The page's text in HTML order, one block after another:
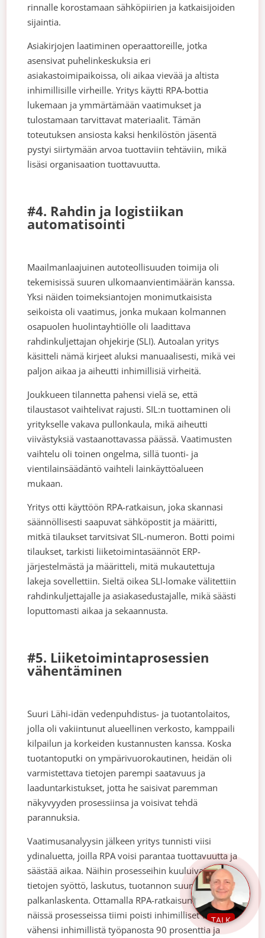
rinnalle korostamaan sähköpiirien ja katkaisijoiden
sijaintia.
Asiakirjojen laatiminen operaattoreille, jotka
asensivat puhelinkeskuksia eri
asiakastoimipaikoissa, oli aikaa vievää ja altista
inhimillisille virheille. Yritys käytti RPA-bottia
lukemaan ja ymmärtämään vaatimukset ja
tulostamaan tarvittavat materiaalit. Tämän
toteutuksen ansiosta kaksi henkilöstön jäsentä
pystyi siirtymään arvoa tuottaviin tehtäviin, mikä
lisäsi organisaation tuottavuutta.
#4. Rahdin ja logistiikan
automatisointi
Maailmanlaajuinen autoteollisuuden toimija oli
tekemisissä suuren ulkomaanvientimäärän kanssa.
Yksi näiden toimeksiantojen monimutkaisista
seikoista oli vaatimus, jonka mukaan kolmannen
osapuolen huolintayhtiölle oli laadittava
rahdinkuljettajan ohjekirje (SLI). Autoalan yritys
käsitteli nämä kirjeet aluksi manuaalisesti, mikä vei
paljon aikaa ja aiheutti inhimillisiä virheitä.
Joukkueen tilannetta pahensi vielä se, että
tilaustasot vaihtelivat rajusti. SIL:n tuottaminen oli
yritykselle vakava pullonkaula, mikä aiheutti
viivästyksiä vastaanottavassa päässä. Vaatimusten
vaihtelu oli toinen ongelma, sillä tuonti- ja
vientilainsäädäntö vaihteli lainkäyttöalueen
mukaan.
Yritys otti käyttöön RPA-ratkaisun, joka skannasi
säännöllisesti saapuvat sähköpostit ja määritti,
mitkä tilaukset tarvitsivat SIL-numeron. Botti poimi
tilaukset, tarkisti liiketoimintasäännöt ERP-
järjestelmästä ja määritteli, mitä mukautettuja
lakeja sovellettiin. Sieltä oikea SLI-lomake välitettiin
rahdinkuljettajalle ja asiakasedustajalle, mikä säästi
loputtomasti aikaa ja sekaannusta.
#5. Liiketoimintaprosessien
vähentäminen
Suuri Lähi-idän vedenpuhdistus- ja tuotantolaitos,
jolla oli vakiintunut alueellinen verkosto, kamppaili
kilpailun ja korkeiden kustannusten kanssa. Koska
tuotantoputki on ympärivuorokautinen, heidän oli
varmistettava tietojen parempi saatavuus ja
laaduntarkistukset, jotta he saisivat paremman
näkyvyyden prosessiinsa ja voisivat tehdä
parannuksia.
Vaatimusanalyysin jälkeen yritys tunnisti viisi
ydinaluetta, joilla RPA voisi parantaa tuottavuutta ja
säästää aikaa. Näihin prosesseihin kuuluivat
tietojen syöttö, laskutus, tuotannon suunnittelu ja
palkanlaskenta. Ottamalla RPA-ratkaisun käyttöön
näissä prosesseissa tiimi poisti inhimilliset virheet,
vähensi inhimillistä työpanosta 90 prosenttia ja
TALK